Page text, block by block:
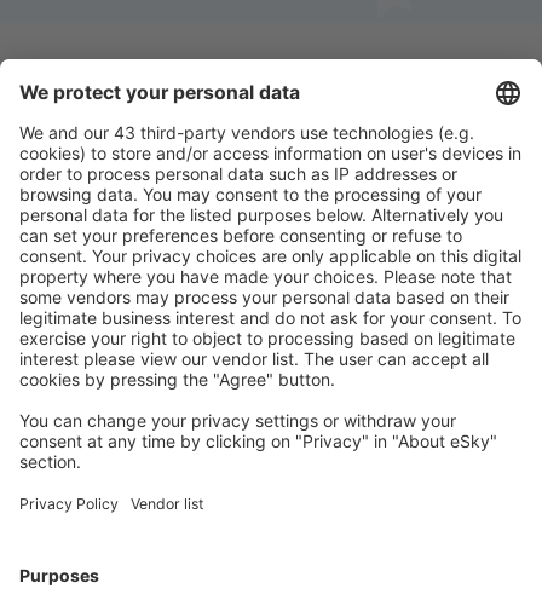
Descarga nuestra appy planifica
cómodamente tus viajes
Planifica tu viaje
Vuelos baratos
Escapadas